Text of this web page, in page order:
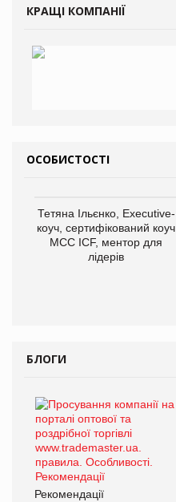
КРАЩІ КОМПАНІЇ
ОСОБИСТОСТІ
Тетяна Ільєнко, Executive-
коуч, сертифікований коуч
МСС ICF, ментор для
лідерів
БЛОГИ
Рекомендації